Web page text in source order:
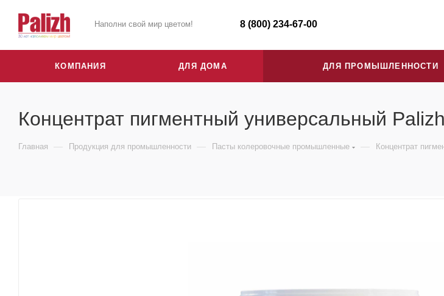
Наполни свой мир цветом! 8 (800) 234-67-00
КОМПАНИЯ ДЛЯ ДОМА ДЛЯ ПРОМЫШЛЕННОСТИ
Концентрат пигментный универсальный
Главная — Продукция для промышленности — Пасты колеровочные промышленные — Концентрат